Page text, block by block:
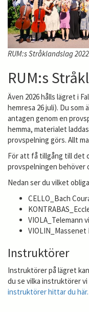
RUM:s Stråklandslag
RUM:s
Även 2026 hålls lägret i
hemresa 26 juli). Du
antagen genom en
hemma, materialet
provspelning görs. Allt
För att få tillgång till det
provspelningen behöver
Nedan ser du vilket
CELLO_Bach
VIOLA_Telemann
Instruktörer
Instruktörer på lägret
du se vilka instruktörer vi
instruktörer hittar du här.